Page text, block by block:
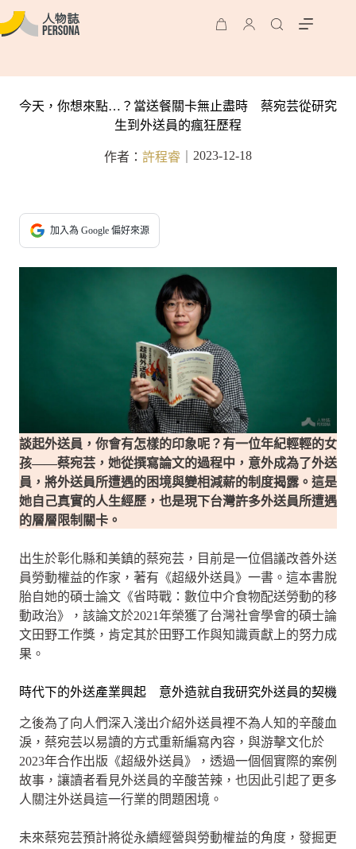
今天，你想來點…？當送餐關卡無止盡時 蔡宛芸從研究
生到外送員的瘋狂歷程
作者： 許程睿 2023-12-18
加入為 Google 偏好來源
談起外送員，你會有怎樣的印象呢？有一位年紀輕輕的女
孩——蔡宛芸，她從撰寫論文的過程中，意外成為了外送
員，將外送員所遭遇的困境與變相減薪的制度揭露。這是
她自己真實的人生經歷，也是現下台灣許多外送員所遭遇
的層層限制關卡。
出生於彰化縣和美鎮的蔡宛芸，目前是一位倡議改善外送
員勞動權益的作家，著有《超級外送員》一書。這本書脫
胎自她的碩士論文《省時戰：數位中介食物配送勞動的移
動政治》，該論文於2021年榮獲了台灣社會學會的碩士論
文田野工作獎，肯定其於田野工作與知識貢獻上的努力成
果。
時代下的外送產業興起 意外造就自我研究外送員的契機
之後為了向人們深入淺出介紹外送員裡不為人知的辛酸血
淚，蔡宛芸以易讀的方式重新編寫內容，與游擊文化於
2023年合作出版《超級外送員》，透過一個個實際的案例
故事，讓讀者看見外送員的辛酸苦辣，也因此引起了更多
人關注外送員這一行業的問題困境。
未來蔡宛芸預計將從永續經營與勞動權益的角度，發掘更